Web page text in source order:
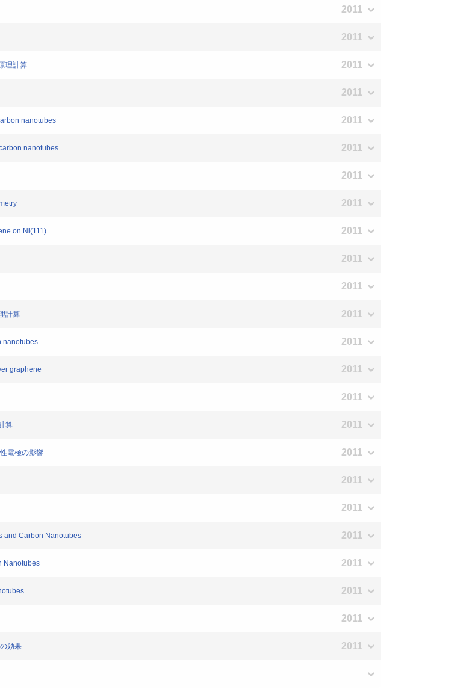
2011
2011
理計算 2011
2011
nanotubes 2011
nanotubes 2011
2011
2011
on Ni(111) 2011
2011
2011
計算 2011
nanotubes 2011
graphene 2011
2011
算 2011
電極の影響 2011
2011
2011
and Carbon Nanotubes 2011
Nanotubes 2011
2011
2011
効果 2011